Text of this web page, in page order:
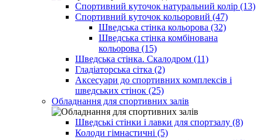
Спортивний куточок натуральний колір (13)
Спортивний куточок кольоровий (47)
Шведська стінка кольорова (32)
Шведська стінка комбінована
кольорова (15)
Шведська стінка. Скалодром (11)
Гладіаторська сітка (2)
Аксесуари до спортивних комплексів і
шведських стінок (25)
Обладнання для спортивних залів
Шведські стінки і лавки для спортзалу (8)
Колоди гімнастичні (5)